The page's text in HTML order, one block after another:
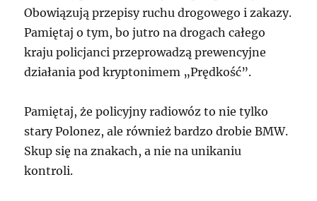
Obowiązują przepisy ruchu drogowego i zakazy.
Pamiętaj o tym, bo jutro na drogach całego
kraju policjanci przeprowadzą prewencyjne
działania pod kryptonimem „Prędkość”.
Pamiętaj, że policyjny radiowóz to nie tylko
stary Polonez, ale również bardzo drobie BMW.
Skup się na znakach, a nie na unikaniu
kontroli.